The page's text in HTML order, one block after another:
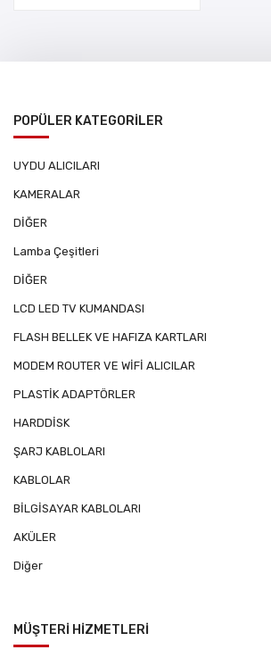
POPÜLER KATEGORİLER
UYDU ALICILARI
KAMERALAR
DİĞER
Lamba Çeşitleri
DİĞER
LCD LED TV KUMANDASI
FLASH BELLEK VE HAFIZA KARTLARI
MODEM ROUTER VE WİFİ ALICILAR
PLASTİK ADAPTÖRLER
HARDDİSK
ŞARJ KABLOLARI
KABLOLAR
BİLGİSAYAR KABLOLARI
AKÜLER
Diğer
MÜŞTERİ HİZMETLERİ